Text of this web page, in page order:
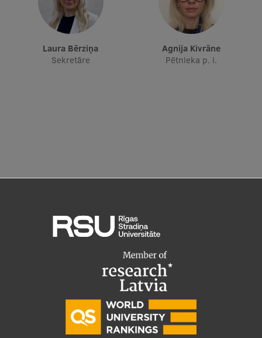
Zinātnieku brokastis
Zinātniskās konferences
Starptautiskie sadarbības partneri
EURAXESS RSU kontaktpunkts
EATRIS koordinators Latvijā
Laura Bērziņa
Sekretāre
Agnija Kivrāne
Pētnieka p. i.